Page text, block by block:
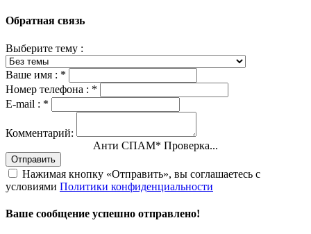
Обратная связь
Выберите тему :
Ваше имя : *
Номер телефона : *
E-mail : *
Комментарий:
Анти СПАМ* Проверка...
Отправить
Нажимая кнопку «Отправить», вы соглашаетесь с
условиями Политики конфиденциальности
Ваше сообщение успешно отправлено!